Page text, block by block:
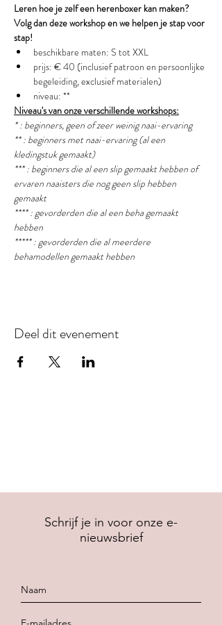
Leren hoe je zelf een herenboxer kan maken?
Volg dan deze workshop en we helpen je stap voor
stap!
beschikbare maten: S tot XXL
prijs: € 40 (inclusief patroon en persoonlijke
begeleiding, exclusief materialen)
niveau: **
Niveau's van onze verschillende workshops:
* : beginners, geen of zeer weinig naai-ervaring
** : beginners met naai-ervaring (al een
kledingstuk gemaakt)
*** : beginners die al een slip gemaakt hebben of
ervaren naaisters die nog geen slip hebben
gemaakt
**** : gevorderden die al een beha gemaakt
hebben
***** : gevorderden die al meerdere
behamodellen gemaakt hebben
Deel dit evenement
Schrijf je in voor onze e-
nieuwsbrief